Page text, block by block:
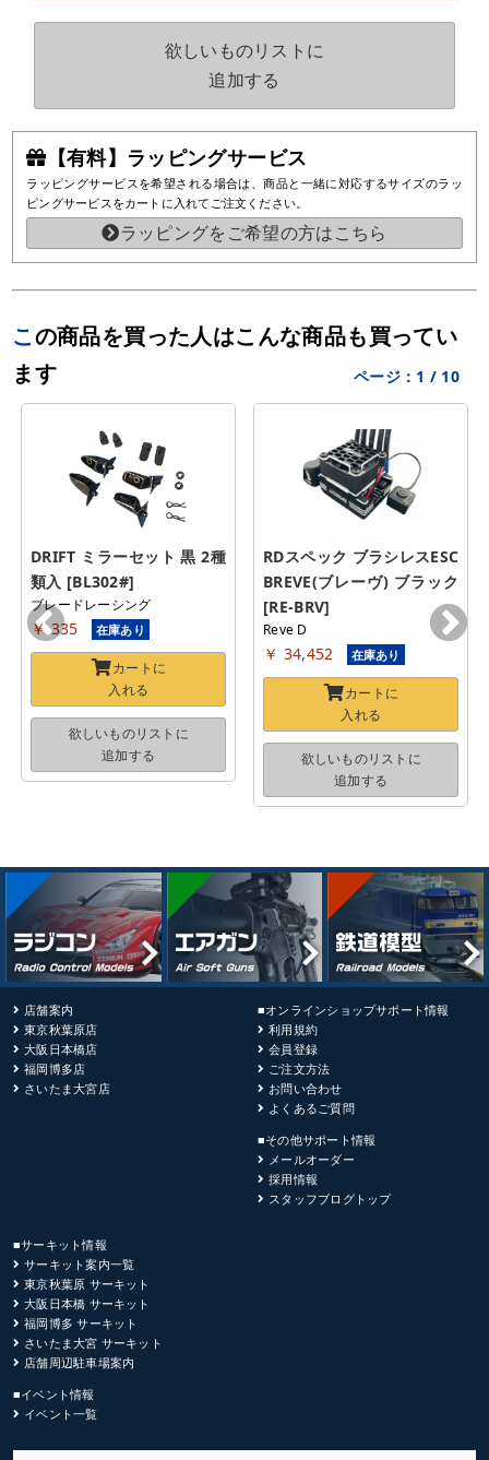
【有料】ラッピングサービス
ラッピングサービスを希望される場合は、商品と一緒に対応するサイズのラッ
ピングサービスをカートに入れてご注文ください。
ラッピングをご希望の方はこちら
欲しいものリストに
追加する
この商品を買った人はこんな商品も買ってい
ます
ページ： 1 / 10
DRIFT ミラーセット 黒 2種
類入 [BL302#]
ブレードレーシング
￥ 335 在庫あり
カートに
入れる
欲しいものリストに
追加する
RDスペック ブラシレスESC
BREVE(ブレーヴ) ブラック
[RE-BRV]
Reve D
￥ 34,452 在庫あり
カートに
入れる
欲しいものリストに
追加する
店舗案内
東京秋葉原店
大阪日本橋店
福岡博多店
さいたま大宮店
■オンラインショップサポート情報
利用規約
会員登録
ご注文方法
お問い合わせ
よくあるご質問
■その他サポート情報
メールオーダー
採用情報
スタッフブログトップ
■サーキット情報
サーキット案内一覧
東京秋葉原 サーキット
大阪日本橋 サーキット
福岡博多 サーキット
さいたま大宮 サーキット
店舗周辺駐車場案内
■イベント情報
イベント一覧